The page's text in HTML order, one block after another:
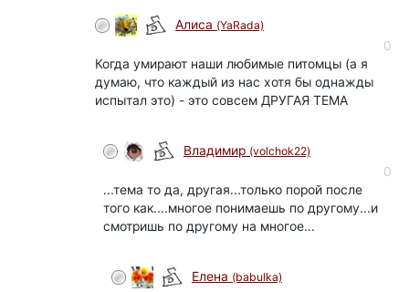
Алиса (YaRada)
0
Когда умирают наши любимые питомцы (а я
думаю, что каждый из нас хотя бы однажды
испытал это) - это совсем ДРУГАЯ ТЕМА
Владимир (volchok22)
0
...тема то да, другая...только порой после
того как....многое понимаешь по другому...и
смотришь по другому на многое...
Елена (babulka)